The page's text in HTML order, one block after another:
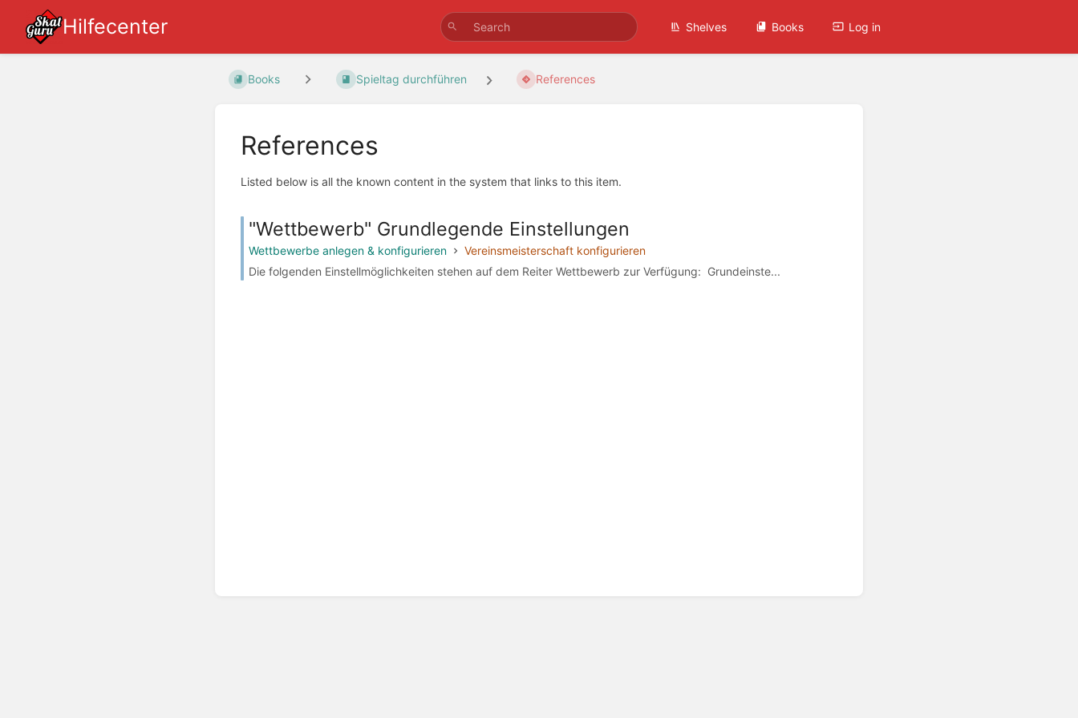
Hilfecenter Shelves Books Log in
Books Spieltag durchführen References
References
Listed below is all the known content in the system that links to this item.
"Wettbewerb" Grundlegende Einstellungen
Wettbewerbe anlegen & konfigurieren
Vereinsmeisterschaft konfigurieren
Die folgenden Einstellmöglichkeiten stehen auf dem Reiter Wettbewerb zur Verfügung: Grundeinste...